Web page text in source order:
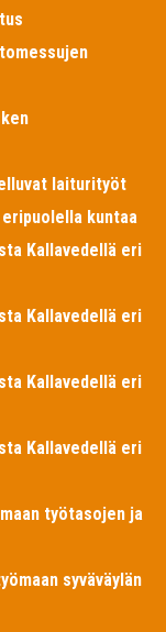
laiturityöt
kuntaa
Kallavedellä eri
Kallavedellä eri
Kallavedellä eri
Kallavedellä eri
työtasojen ja
syväväylän